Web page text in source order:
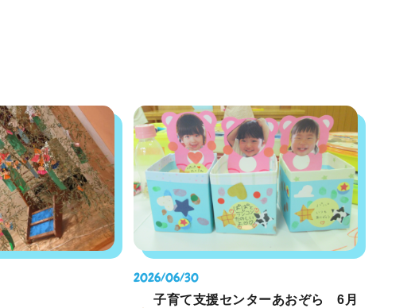
2026/06/30
子育て支援センターあおぞら 6月